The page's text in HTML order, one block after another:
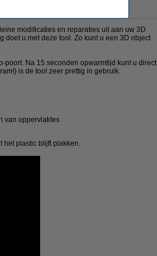
modificaties en reparaties uit aan uw 3D
doet u met deze tool. Zo kunt u een 3D object
poort. Na 15 seconden opwarmtijd kunt u direct
is de tool zeer prettig in gebruik.
van oppervlaktes
het plastic blijft plakken.